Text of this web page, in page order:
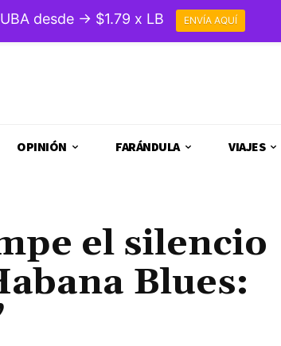
OPINIÓN FARÁNDULA VIAJES
el silencio
Blues:
desde → $1.79 x LB ENVÍA AQUÍ